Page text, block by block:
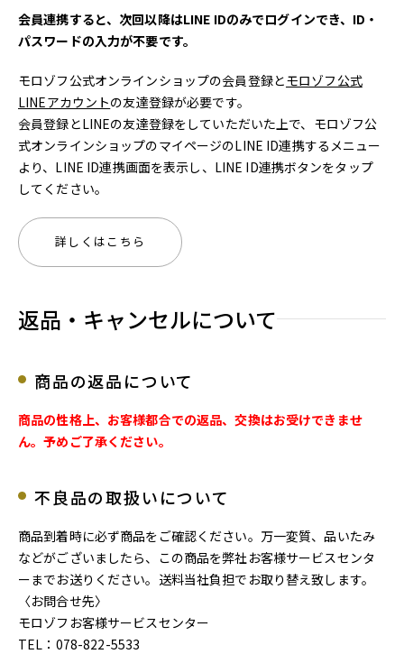
会員連携すると、次回以降はLINE IDのみでログインでき、ID・
パスワードの入力が不要です。
モロゾフ公式オンラインショップの会員登録とモロゾフ公式
LINEアカウントの友達登録が必要です。
会員登録とLINEの友達登録をしていただいた上で、モロゾフ公
式オンラインショップのマイページのLINE ID連携するメニュー
より、LINE ID連携画面を表示し、LINE ID連携ボタンをタップ
してください。
詳しくはこちら
返品・キャンセルについて
商品の返品について
商品の性格上、お客様都合での返品、交換はお受けできませ
ん。予めご了承ください。
不良品の取扱いについて
商品到着時に必ず商品をご確認ください。万一変質、品いたみ
などがございましたら、この商品を弊社お客様サービスセンタ
ーまでお送りください。送料当社負担でお取り替え致します。
〈お問合せ先〉
モロゾフお客様サービスセンター
TEL：078-822-5533